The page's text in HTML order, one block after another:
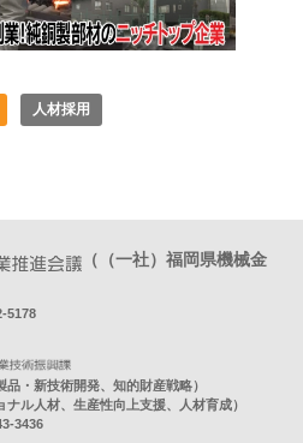
人材採用
（（一社）福岡県機械金
5178
・新技術開発、知的財産戦略）
ル人材、生産性向上支援、人材育成）
3436